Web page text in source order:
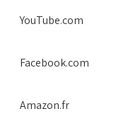
YouTube.com
Facebook.com
Amazon.fr